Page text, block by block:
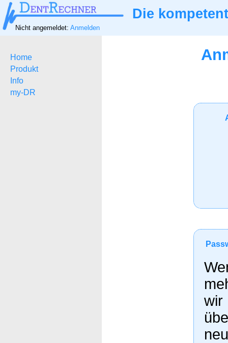
Die
Nicht angemeldet: Anmelden
Home
Produkt
Info
my-DR
wir